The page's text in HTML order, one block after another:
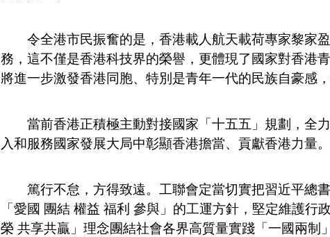
令全港市民振奮的是，香港載人航天載荷專家黎家
務，這不僅是香港科技界的榮譽，更體現了國家對香港
將進一步激發香港同胞、特別是青年一代的民族自豪感
當前香港正積極主動對接國家「十五五」規劃，全
入和服務國家發展大局中彰顯香港擔當、貢獻香港力量。
篤行不怠，方得致遠。工聯會定當切實把習近平總
「愛國 團結 權益 福利 參與」的工運方針，堅定維護
榮 共享共贏」理念團結社會各界高質量實踐「一國兩制